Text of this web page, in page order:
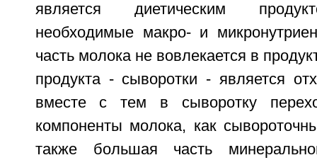
является диетическим
необходимые макро- и
часть молока не вовлекается в
продукта - сыворотки - является
вместе с тем в сыворотку
компоненты молока, как
также большая часть